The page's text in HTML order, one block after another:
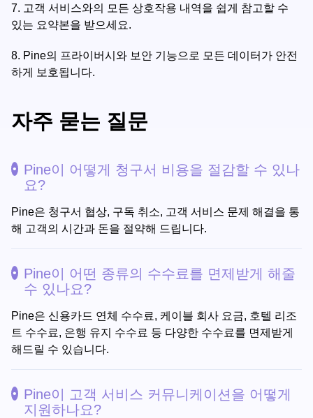
7. 고객 서비스와의 모든 상호작용 내역을 쉽게 참고할 수
있는 요약본을 받으세요.
8. Pine의 프라이버시와 보안 기능으로 모든 데이터가 안전
하게 보호됩니다.
자주 묻는 질문
Pine이 어떻게 청구서 비용을 절감할 수 있나
요?
Pine은 청구서 협상, 구독 취소, 고객 서비스 문제 해결을 통
해 고객의 시간과 돈을 절약해 드립니다.
Pine이 어떤 종류의 수수료를 면제받게 해줄
수 있나요?
Pine은 신용카드 연체 수수료, 케이블 회사 요금, 호텔 리조
트 수수료, 은행 유지 수수료 등 다양한 수수료를 면제받게
해드릴 수 있습니다.
Pine이 고객 서비스 커뮤니케이션을 어떻게
지원하나요?